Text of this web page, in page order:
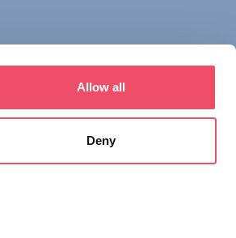
Allow all
Deny